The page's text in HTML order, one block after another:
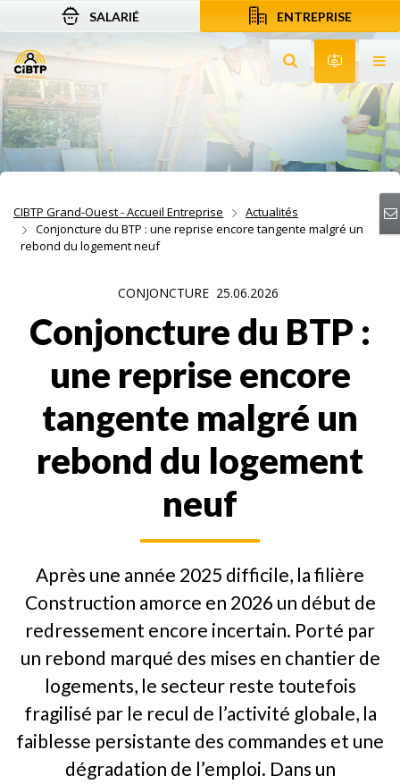
Aller au contenu
Aller à la recherche
Aller à la navigation
SALARIÉ ENTREPRISE
Rechercher sur
CIBTP Grand-Ouest - Accueil Entreprise
Actualités
Conjoncture du BTP : une reprise encore tangente malgré un
rebond du logement neuf
CONJONCTURE 25.06.2026
Conjoncture du BTP :
une reprise encore
tangente malgré un
rebond du logement
neuf
Après une année 2025 difficile, la filière
Construction amorce en 2026 un début de
redressement encore incertain. Porté par
un rebond marqué des mises en chantier de
logements, le secteur reste toutefois
fragilisé par le recul de l’activité globale, la
faiblesse persistante des commandes et une
dégradation de l’emploi. Dans un